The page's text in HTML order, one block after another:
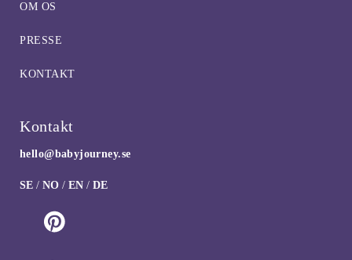
OM OS
PRESSE
KONTAKT
Kontakt
hello@babyjourney.se
SE / NO / EN / DE